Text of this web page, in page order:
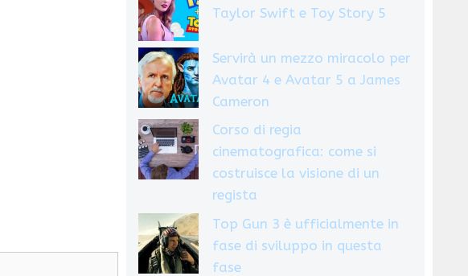
Taylor Swift e Toy Story 5
Servirà un mezzo miracolo per
Avatar 4 e Avatar 5 a James
Cameron
Corso di regia
cinematografica: come si
costruisce la visione di un
regista
Top Gun 3 è ufficialmente in
fase di sviluppo in questa
fase